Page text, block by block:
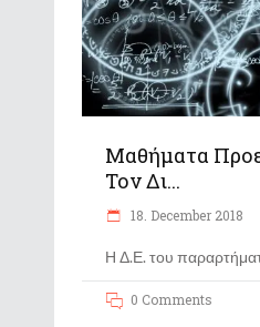
Μαθήματα
Τον Δι...
18. December 2018
Η Δ.Ε. του
0 Comments